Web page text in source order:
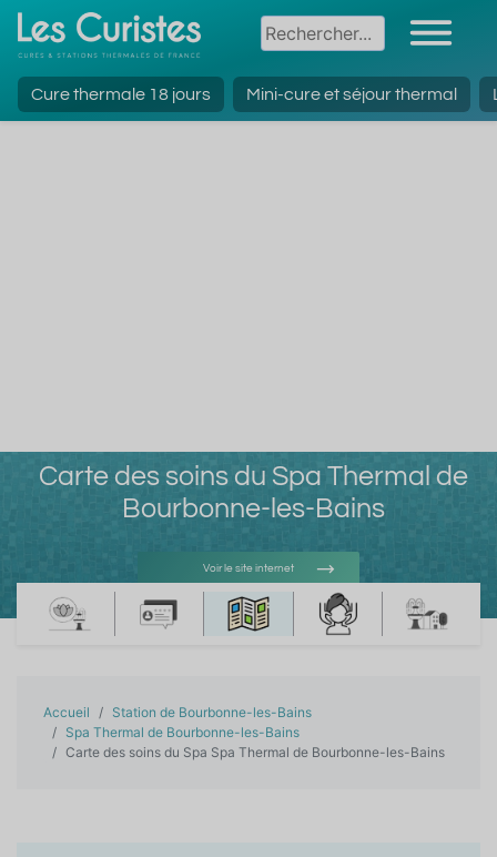
Cure thermale 18 jours Mini-cure et séjour thermal
Carte des soins du Spa Thermal de
Bourbonne-les-Bains
Voir le site internet
Voir l'adresse e-mail
Accueil
Station de Bourbonne-les-Bains
Spa Thermal de Bourbonne-les-Bains
Carte des soins du Spa Spa Thermal de Bourbonne-les-Bains